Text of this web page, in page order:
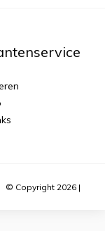
© Copyright 2026 |